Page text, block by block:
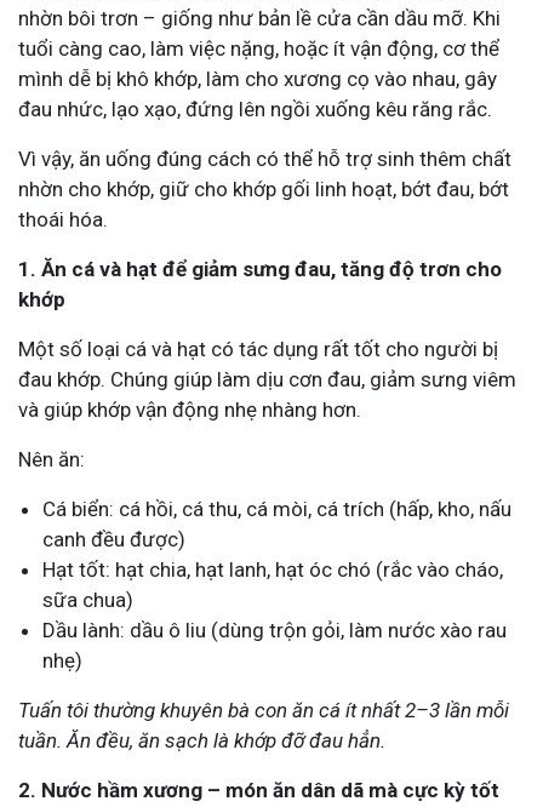
nhờn bôi trơn – giống như bản lề cửa cần dầu mỡ. Khi
tuổi càng cao, làm việc nặng, hoặc ít vận động, cơ thể
mình dễ bị khô khớp, làm cho xương cọ vào nhau, gây
đau nhức, lạo xạo, đứng lên ngồi xuống kêu răng rắc.
Vì vậy, ăn uống đúng cách có thể hỗ trợ sinh thêm chất
nhờn cho khớp, giữ cho khớp gối linh hoạt, bớt đau, bớt
thoái hóa.
1. Ăn cá và hạt để giảm sưng đau, tăng độ trơn cho
khớp
Một số loại cá và hạt có tác dụng rất tốt cho người bị
đau khớp. Chúng giúp làm dịu cơn đau, giảm sưng viêm
và giúp khớp vận động nhẹ nhàng hơn.
Nên ăn:
Cá biển: cá hồi, cá thu, cá mòi, cá trích (hấp, kho, nấu
canh đều được)
Hạt tốt: hạt chia, hạt lanh, hạt óc chó (rắc vào cháo,
sữa chua)
Dầu lành: dầu ô liu (dùng trộn gỏi, làm nước xào rau
nhẹ)
Tuấn tôi thường khuyên bà con ăn cá ít nhất 2–3 lần mỗi
tuần. Ăn đều, ăn sạch là khớp đỡ đau hẳn.
2. Nước hầm xương – món ăn dân dã mà cực kỳ tốt